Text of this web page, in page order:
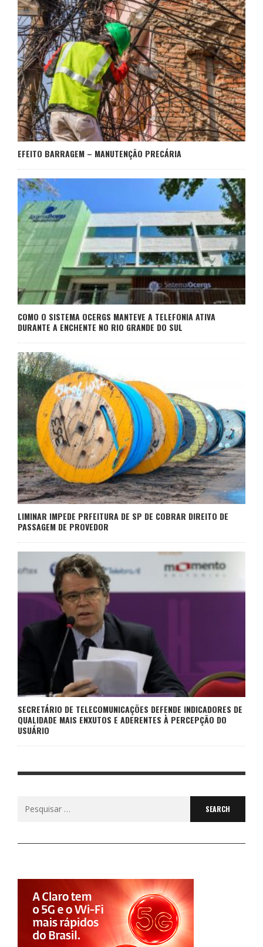
EFEITO BARRAGEM – MANUTENÇÃO PRECÁRIA
COMO O SISTEMA OCERGS MANTEVE A TELEFONIA ATIVA
DURANTE A ENCHENTE NO RIO GRANDE DO SUL
LIMINAR IMPEDE PRFEITURA DE SP DE COBRAR DIREITO DE
PASSAGEM DE PROVEDOR
SECRETÁRIO DE TELECOMUNICAÇÕES DEFENDE INDICADORES DE
QUALIDADE MAIS ENXUTOS E ADERENTES À PERCEPÇÃO DO
USUÁRIO